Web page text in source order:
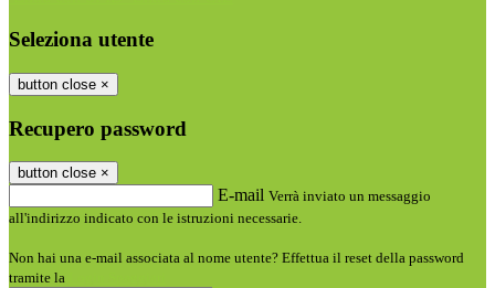
Seleziona utente
button close ×
Recupero password
button close ×
E-mail Verrà inviato un messaggio
all'indirizzo indicato con le istruzioni necessarie.
Non hai una e-mail associata al nome utente? Effettua il reset della password
tramite la